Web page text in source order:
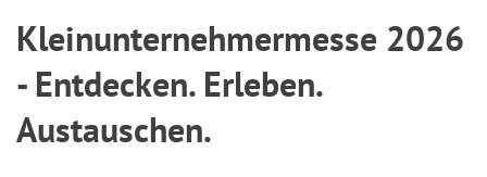
Kleinunternehmermesse 2026
- Entdecken. Erleben.
Austauschen.